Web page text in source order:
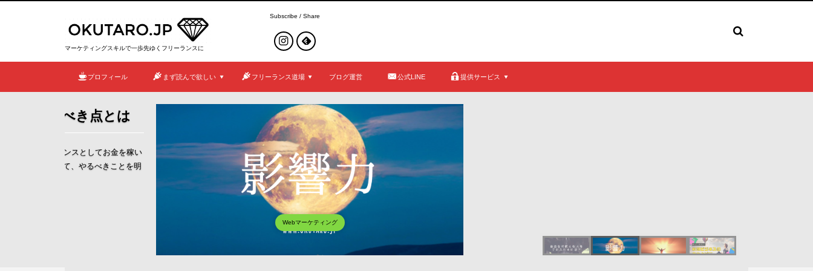
マーケティングスキルで一歩先ゆくフリーランスに
Subscribe / Share
プロフィール まず読んで欲しい フリーランス道場 ブログ運営 公式LINE 提供サービス
何も持たない人が１から最速で影響力を伸ばしていく
資金ゼロ、人脈ゼロ、スキルもゼロ、そんな状態から自分の力だけでビジネスを始めようとし